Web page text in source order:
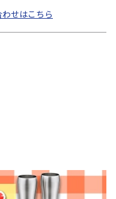
せはこちら